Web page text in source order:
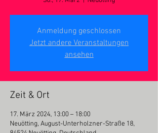
Anmeldung geschlossen
Jetzt andere Veranstaltungen
ansehen
Zeit & Ort
17. März 2024, 13:00 – 18:00
Neuötting, August-Unterholzner-Straße 18,